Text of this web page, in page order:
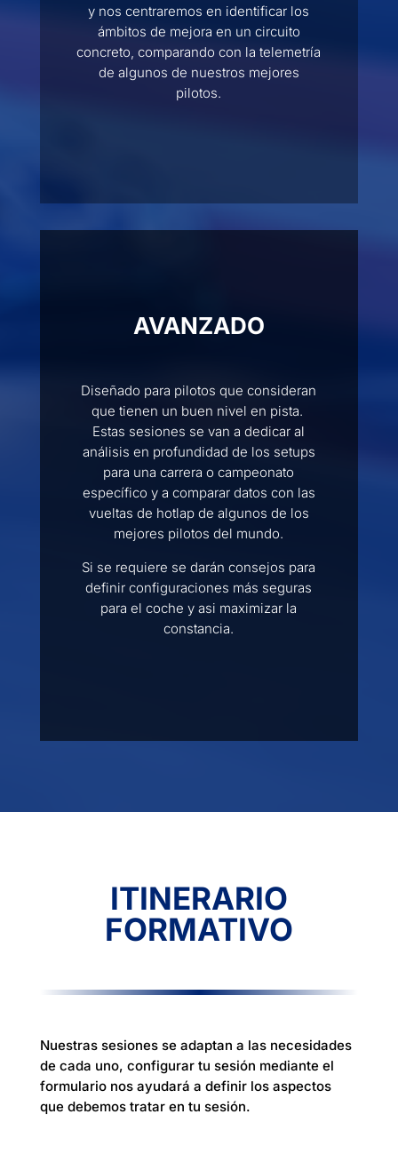
y nos centraremos en identificar los
ámbitos de mejora en un circuito
concreto, comparando con la telemetría
de algunos de nuestros mejores
pilotos.
AVANZADO
Diseñado para pilotos que consideran
que tienen un buen nivel en pista.
Estas sesiones se van a dedicar al
análisis en profundidad de los setups
para una carrera o campeonato
específico y a comparar datos con las
vueltas de hotlap de algunos de los
mejores pilotos del mundo.
Si se requiere se darán consejos para
definir configuraciones más seguras
para el coche y asi maximizar la
constancia.
ITINERARIO
FORMATIVO
Nuestras sesiones se adaptan a las necesidades
de cada uno, configurar tu sesión mediante el
formulario nos ayudará a definir los aspectos
que debemos tratar en tu sesión.